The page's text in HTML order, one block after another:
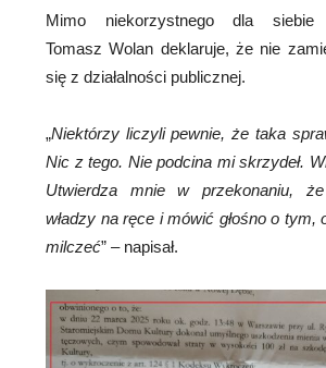
Mimo niekorzystnego dla siebie
Tomasz Wolan deklaruje, że nie
się z działalności publicznej.
„Niektórzy liczyli pewnie, że taka
Nic z tego. Nie podcina mi skrzydeł.
Utwierdza mnie w przekonaniu,
władzy na ręce i mówić głośno o tym,
milczeć” – napisał.